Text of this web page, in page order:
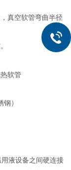
真空软管弯曲半径
软管
钢）
液设备之间硬连接